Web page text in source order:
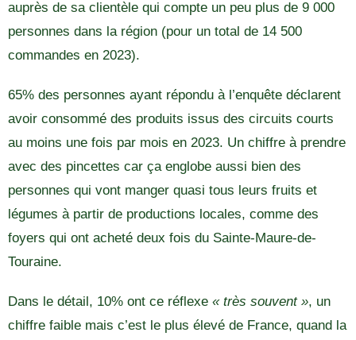
auprès de sa clientèle qui compte un peu plus de 9 000
personnes dans la région (pour un total de 14 500
commandes en 2023).
65% des personnes ayant répondu à l’enquête déclarent
avoir consommé des produits issus des circuits courts
au moins une fois par mois en 2023. Un chiffre à prendre
avec des pincettes car ça englobe aussi bien des
personnes qui vont manger quasi tous leurs fruits et
légumes à partir de productions locales, comme des
foyers qui ont acheté deux fois du Sainte-Maure-de-
Touraine.
Dans le détail, 10% ont ce réflexe « très souvent », un
chiffre faible mais c’est le plus élevé de France, quand la